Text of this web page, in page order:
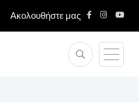
Ακολουθήστε μας